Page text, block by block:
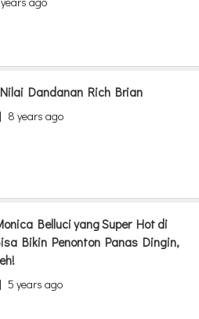
Dandanan Rich Brian
| 8 years ago
Belluci yang Super Hot di
Bikin Penonton Panas Dingin,
| 5 years ago